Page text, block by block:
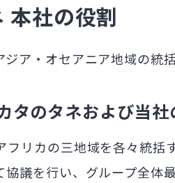
本社の役割
ア・オセアニア地域の統
タのタネおよび当
リカの三地域を各々統
議を行い、グループ全体